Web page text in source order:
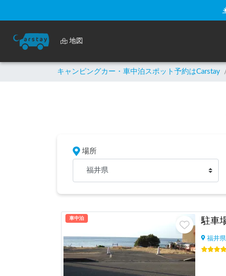
地図
キャンピングカー・車中泊スポット予約はCarstay
場所
福井県
車中泊 駐車
福井県